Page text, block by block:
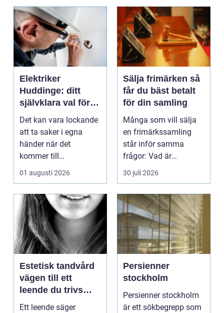
Elektriker
Huddinge: ditt
självklara val för
säker elinstallation
Det kan vara lockande
att ta saker i egna
händer när det
kommer till
hemförbättr...
01 augusti 2026
Sälja frimärken så
får du bäst betalt
för din samling
Många som vill sälja
en frimärkssamling
står inför samma
frågor: Vad är
samlingen värd? Var
30 juli 2026
Estetisk tandvård
vägen till ett
leende du trivs
med
Ett leende säger
Persienner
stockholm
Persienner stockholm
är ett sökbegrepp som